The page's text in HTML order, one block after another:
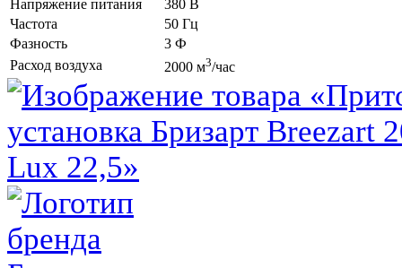
Напряжение питания
380 В
Частота
50 Гц
Фазность
3 Ф
Расход воздуха
2000 м3/час